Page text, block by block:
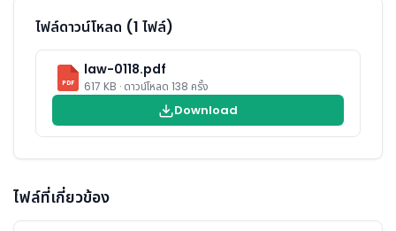
ไฟล์ดาวน์โหลด (1 ไฟล์)
PDF
law-0118.pdf
617 KB · ดาวน์โหลด 138 ครั้ง
Download
ไฟล์ที่เกี่ยวข้อง